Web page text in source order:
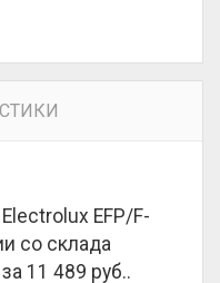
EFP/F-
со склада
11 489 руб..